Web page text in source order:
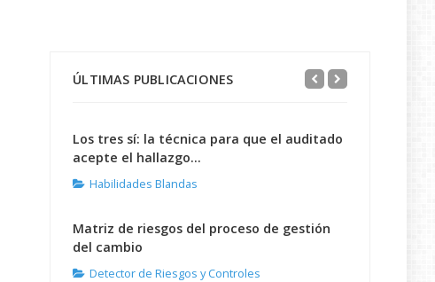
ÚLTIMAS PUBLICACIONES
Los tres sí: la técnica para que el auditado
acepte el hallazgo...
Habilidades Blandas
Matriz de riesgos del proceso de gestión
del cambio
Detector de Riesgos y Controles